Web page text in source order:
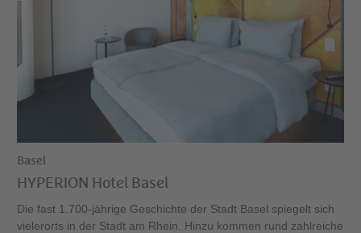
Basel
HYPERION Hotel Basel
Die fast 1.700-jährige Geschichte der Stadt Basel spiegelt sich
vielerorts in der Stadt am Rhein. Hinzu kommen rund zahlreiche